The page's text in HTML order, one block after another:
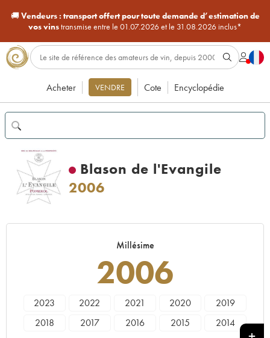
🚚Vendeurs : transport offert pour toute demande d’estimation de
vos vinstransmise entre le 01.07.2026 et le 31.08.2026 inclus*
Acheter VENDRE Cote Encyclopédie
Blason de l'Evangile
2006
Millésime
2006
2023 2022 2021 2020
2019
2018
2017 2016 2015
2014